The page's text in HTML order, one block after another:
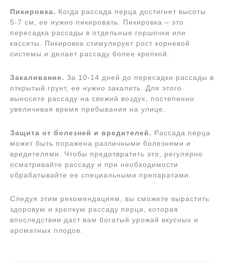
Пикировка. Когда рассада перца достигнет высоты
5-7 см, ее нужно пикировать. Пикировка – это
пересадка рассады в отдельные горшочки или
кассеты. Пикировка стимулирует рост корневой
системы и делает рассаду более крепкой.
Закаливание. За 10-14 дней до пересадки рассады в
открытый грунт, ее нужно закалить. Для этого
выносите рассаду на свежий воздух, постепенно
увеличивая время пребывания на улице.
Защита от болезней и вредителей. Рассада перца
может быть поражена различными болезнями и
вредителями. Чтобы предотвратить это, регулярно
осматривайте рассаду и при необходимости
обрабатывайте ее специальными препаратами.
Следуя этим рекомендациям, вы сможете вырастить
здоровую и крепкую рассаду перца, которая
впоследствии даст вам богатый урожай вкусных и
ароматных плодов.